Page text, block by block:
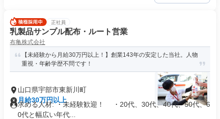
正社員
乳製品サンプル配布・ルート営業
布亀株式会社
【未経験から月給30万円以上！】創業143年の安定した当社。人物
重視・年齢学歴不問です！
山口県宇部市東新川町
月給30万円以上
求める人材: ・未経験歓迎！ ・20代、30代、40代、50代、6
0代と幅広い年代...